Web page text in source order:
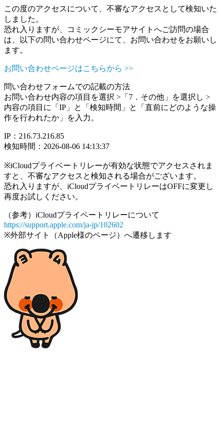
この度のアクセスについて、不審なアクセスとして検知いた
しました。
恐れ入りますが、コミックシーモアサイトへご訪問の場合
は、以下の問い合わせページにて、お問い合わせをお願いし
ます。
お問い合わせページはこちらから >>
問い合わせフォームでの記載の方法
お問い合わせ内容の項目を選択 >「7．その他」を選択し >
内容の項目に「IP」と「検知時間」と「直前にどのような操
作を行われたか」を入力。
IP：216.73.216.85
検知時間：2026-08-06 14:13:37
※iCloudプライベートリレーが有効な状態でアクセスされま
すと、不審なアクセスと検知される場合がございます。
恐れ入りますが、iCloudプライベートリレーはOFFに変更し
再度お試しください。
（参考）iCloudプライベートリレーについて
https://support.apple.com/ja-jp/102602
※外部サイト（Apple様のページ）へ遷移します